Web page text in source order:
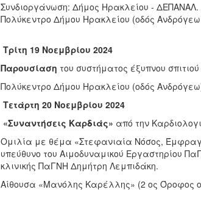
Συνδιοργάνωση: Δήμος Ηρακλείου - ΔΕΠΑΝΑΛ.
Πολύκεντρο Δήμου Ηρακλείου (οδός
Τρίτη 19 Νοεμβρίου 2024
Παρουσίαση του συστήματος έξυπνου
Πολύκεντρο Δήμου Ηρακλείου (οδός
Τετάρτη 20 Νοεμβρίου 2024
«Συναντήσεις Καρδιάς» από την
Ομιλία με θέμα «Στεφανιαία Νόσος,
υπεύθυνο του Αιμοδυναμικού Εργαστηρίου
κλινικής ΠαΓΝΗ Δημήτρη Λεμπιδάκη.
Αίθουσα «Μανόλης Καρέλλης» (2 ος Όροφος